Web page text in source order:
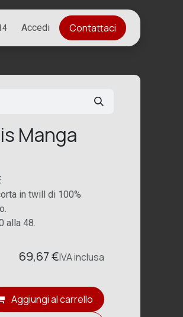
Accedi Contattaci
Manga
in twill di 100%
alla 48.
Aggiungi al carrello
69,67€IVAinclusa